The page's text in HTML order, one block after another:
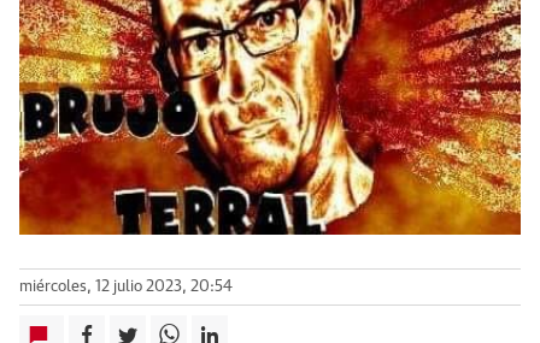
miércoles, 12 julio 2023, 20:54